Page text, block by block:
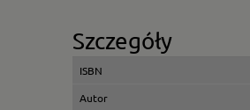
Szczegóły
ISBN
Autor